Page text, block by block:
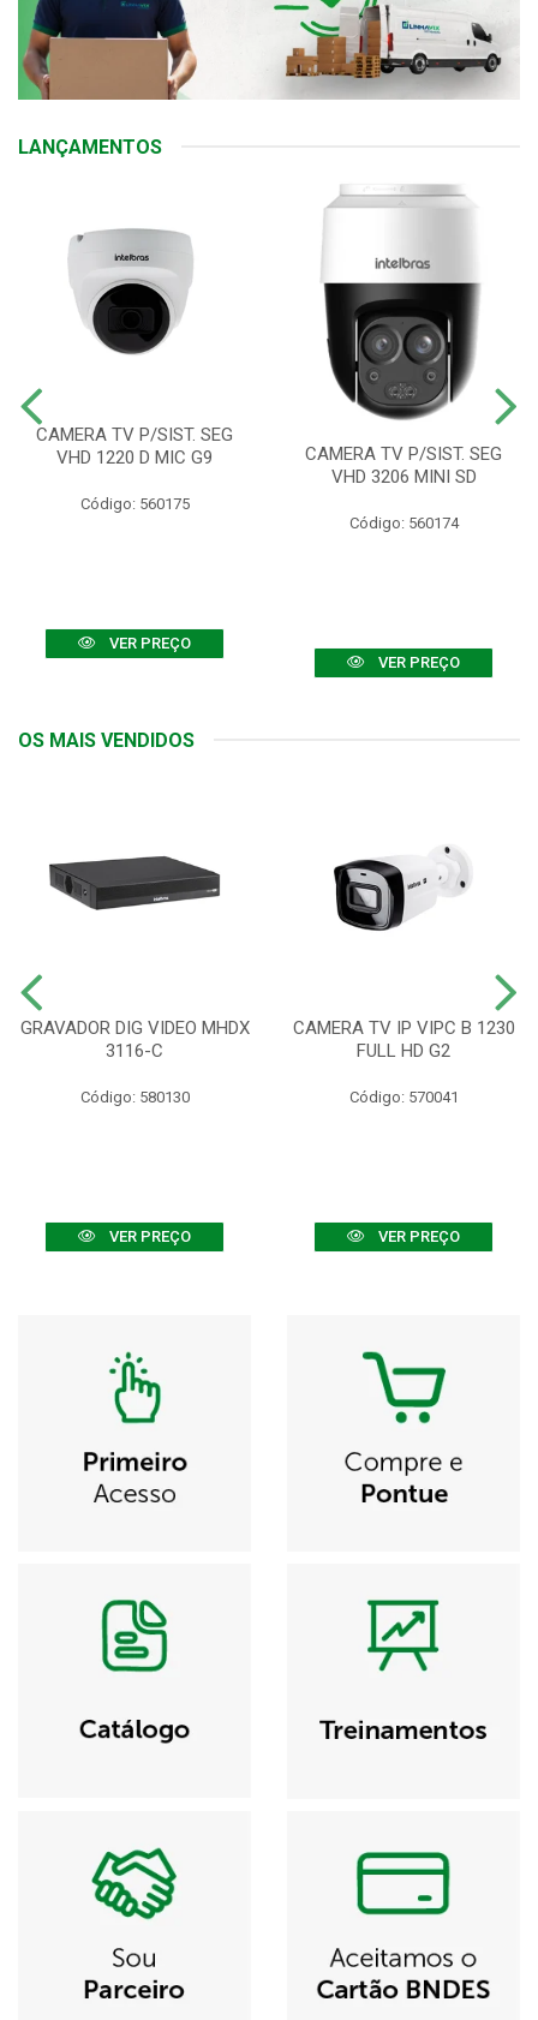
LANÇAMENTOS
CAMERA TV P/SIST. SEG
VHD 1220 D MIC G9
Código: 560175
VER PREÇO
CAMERA TV P/SIST. SEG
VHD 3206 MINI SD
Código: 560174
VER PREÇO
OS MAIS VENDIDOS
GRAVADOR DIG VIDEO MHDX
3116-C
Código: 580130
VER PREÇO
CAMERA TV IP VIPC B 1230
FULL HD G2
Código: 570041
VER PREÇO